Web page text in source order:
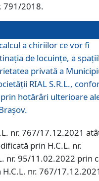
791/2018.
a chiriilor ce vor fi
de locuinţe, a
privată a
RIAL S.R.L.,
hotărâri ulterioare
nr. 767/17.12.2021
prin H.C.L. nr.
nr. 95/11.02.2022 prin
nr. 767/